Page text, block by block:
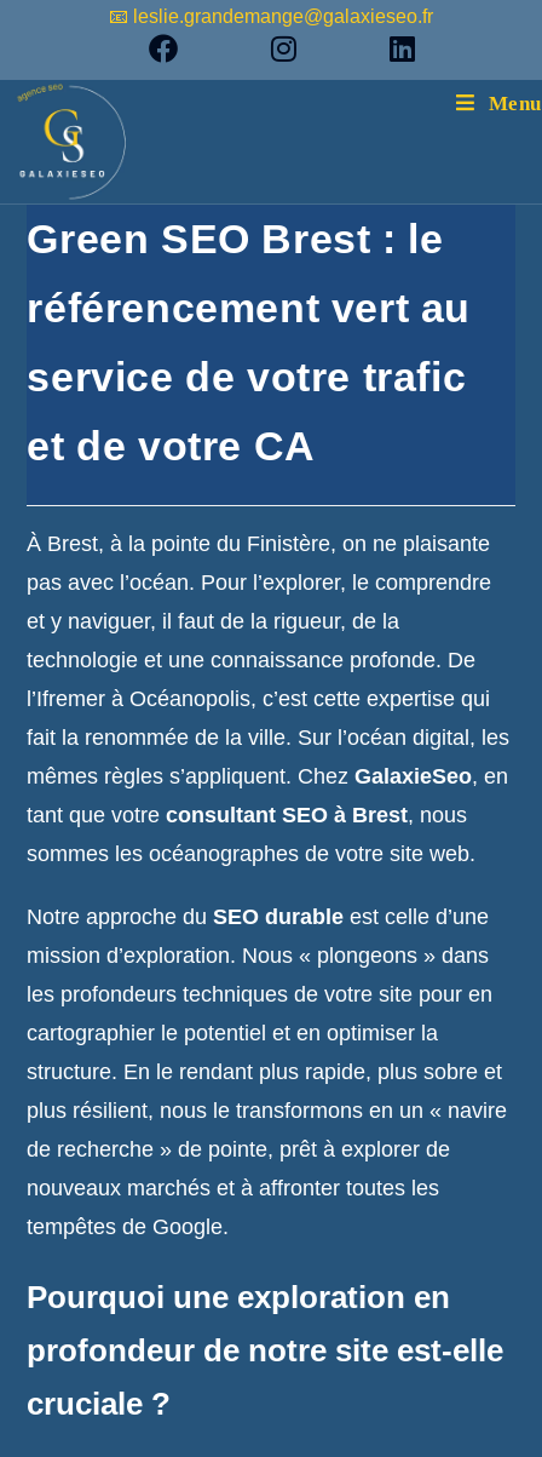
📧 leslie.grandemange@galaxieseo.fr
Menu
Green SEO Brest : le
référencement vert au
service de votre trafic
et de votre CA
À Brest, à la pointe du Finistère, on ne plaisante
pas avec l’océan. Pour l’explorer, le comprendre
et y naviguer, il faut de la rigueur, de la
technologie et une connaissance profonde. De
l’Ifremer à Océanopolis, c’est cette expertise qui
fait la renommée de la ville. Sur l’océan digital, les
mêmes règles s’appliquent. ChezGalaxieSeo, en
tant que votreconsultant SEO à Brest, nous
sommes les océanographes de votre site web.
Notre approche duSEO durable est celle d’une
mission d’exploration. Nous « plongeons » dans
les profondeurs techniques de votre site pour en
cartographier le potentiel et en optimiser la
structure. En le rendant plus rapide, plus sobre et
plus résilient, nous le transformons en un « navire
de recherche » de pointe, prêt à explorer de
nouveaux marchés et à affronter toutes les
tempêtes de Google.
Pourquoi une exploration en
profondeur de notre site est-elle
cruciale ?